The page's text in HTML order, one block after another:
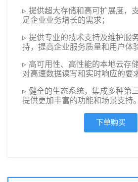
▹ 提供超大存储和高可扩展度，
足企业业务增长的需求；
▹ 提供专业的技术支持及维护服
持，提高企业服务质量和用户体
▹ 高可用性、高性能的本地云存
对高速数据读写和实时响应的要
▹ 健全的生态系统，集成多种第
提供更加丰富的功能和场景支持。
下单购买